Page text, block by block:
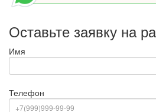
Оставьте заявку на
Имя
Телефон